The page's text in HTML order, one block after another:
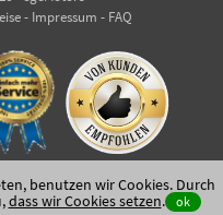
- Impressum - FAQ
benutzen wir Cookies. Durch
dass wir Cookies setzen. ok